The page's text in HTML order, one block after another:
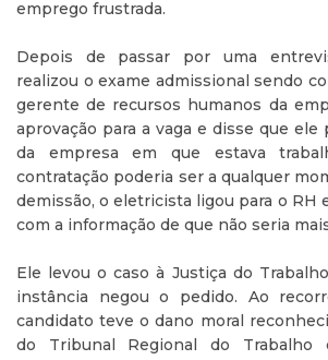
emprego frustrada.
Depois de passar por uma
realizou o exame admissional sendo
gerente de recursos humanos da
aprovação para a vaga e disse que ele
da empresa em que estava
contratação poderia ser a qualquer
demissão, o eletricista ligou para o RH
com a informação de que não seria
Ele levou o caso à Justiça do
instância negou o pedido. Ao
candidato teve o dano moral
do Tribunal Regional do Trabalho